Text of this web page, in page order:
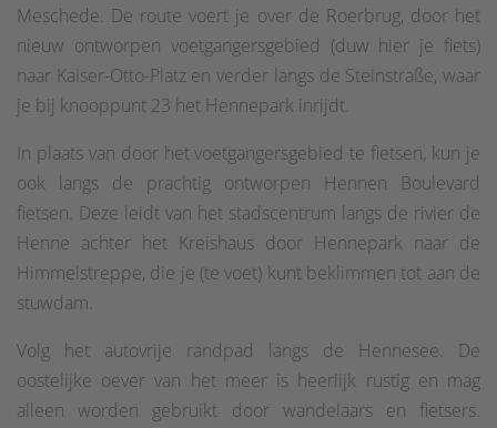
Meschede. De route voert je over de Roerbrug, door het
nieuw ontworpen voetgangersgebied (duw hier je fiets)
naar Kaiser-Otto-Platz en verder langs de Steinstraße, waar
je bij knooppunt 23 het Hennepark inrijdt.
In plaats van door het voetgangersgebied te fietsen, kun je
ook langs de prachtig ontworpen Hennen Boulevard
fietsen. Deze leidt van het stadscentrum langs de rivier de
Henne achter het Kreishaus door Hennepark naar de
Himmelstreppe, die je (te voet) kunt beklimmen tot aan de
stuwdam.
Volg het autovrije randpad langs de Hennesee. De
oostelijke oever van het meer is heerlijk rustig en mag
alleen worden gebruikt door wandelaars en fietsers.